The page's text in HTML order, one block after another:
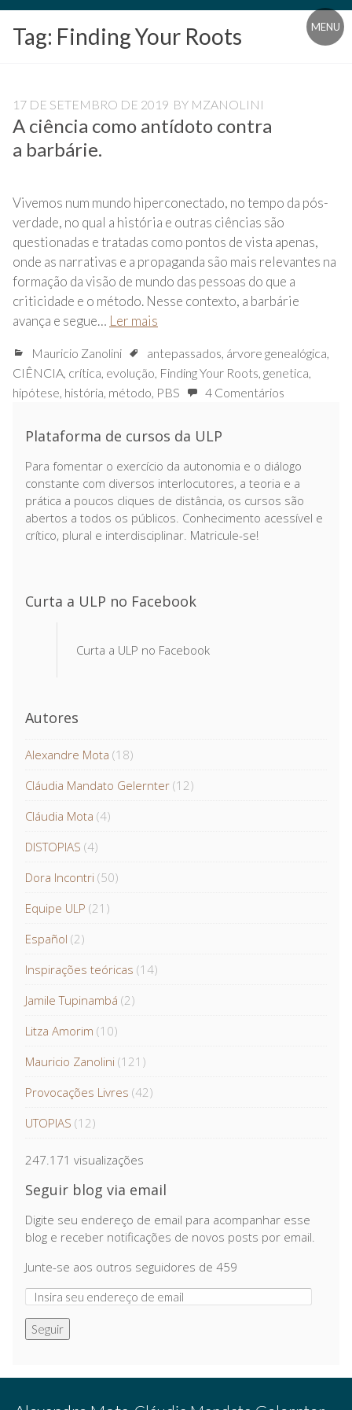
Blog
Universidade
Pampédia
MENU
Tag: Finding Your Roots
17 DE SETEMBRO DE 2019 BY MZANOLINI
A ciência como antídoto contra
a barbárie.
Vivemos num mundo hiperconectado, no tempo da pós-
verdade, no qual a história e outras ciências são
questionadas e tratadas como pontos de vista apenas,
onde as narrativas e a propaganda são mais relevantes na
formação da visão de mundo das pessoas do que a
criticidade e o método. Nesse contexto, a barbárie
avança e segue… Ler mais
Mauricio Zanolini antepassados, árvore genealógica,
CIÊNCIA, crítica, evolução, Finding Your Roots, genetica,
hipótese, história, método, PBS 4 Comentários
Plataforma de cursos da ULP
Para fomentar o exercício da autonomia e o diálogo
constante com diversos interlocutores, a teoria e a
prática a poucos cliques de distância, os cursos são
abertos a todos os públicos. Conhecimento acessível e
crítico, plural e interdisciplinar. Matricule-se!
Curta a ULP no Facebook
Curta a ULP no Facebook
Autores
Alexandre Mota (18)
Cláudia Mandato Gelernter (12)
Cláudia Mota (4)
DISTOPIAS (4)
Dora Incontri (50)
Equipe ULP (21)
Español (2)
Inspirações teóricas (14)
Jamile Tupinambá (2)
Litza Amorim (10)
Mauricio Zanolini (121)
Provocações Livres (42)
UTOPIAS (12)
247.171 visualizações
Seguir blog via email
Digite seu endereço de email para acompanhar esse
blog e receber notificações de novos posts por email.
Junte-se aos outros seguidores de 459
Seguir